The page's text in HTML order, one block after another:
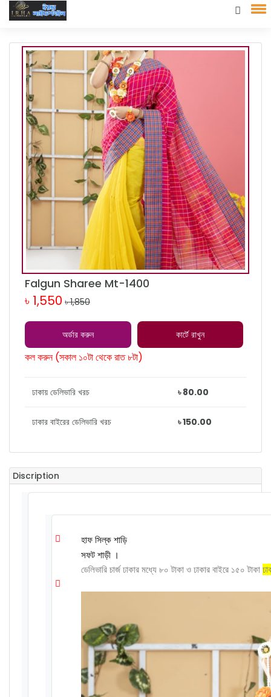
Falgun Sharee Mt-1400
৳ 1,550 ৳ 1,850
অর্ডার করুন কার্টে রাখুন
কল করুন (সকাল ১০টা থেকে রাত ৮টা)
ঢাকায় ডেলিভারি খরচ ৳ 80.00
ঢাকার বাইরের ডেলিভারি খরচ ৳ 150.00
Discription
হাফ সিল্ক শাড়ি
সফট শাড়ী ।
ডেলিভারি চার্জ ঢাকার মধ্যে ৮০ টাকা ও ঢাকার বাইরে ১৫০ টাকা